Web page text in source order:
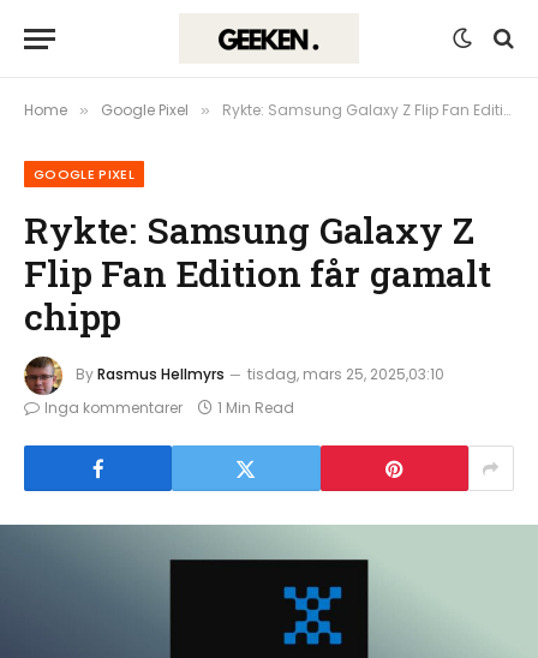
Home » Google Pixel » Rykte: Samsung Galaxy Z Flip Fan Edition får gamalt chipp
GOOGLE PIXEL
Rykte: Samsung Galaxy Z
Flip Fan Edition får gamalt
chipp
ByRasmus Hellmyrs
tisdag, mars 25, 2025,03:10
Inga kommentarer
1 Min Read